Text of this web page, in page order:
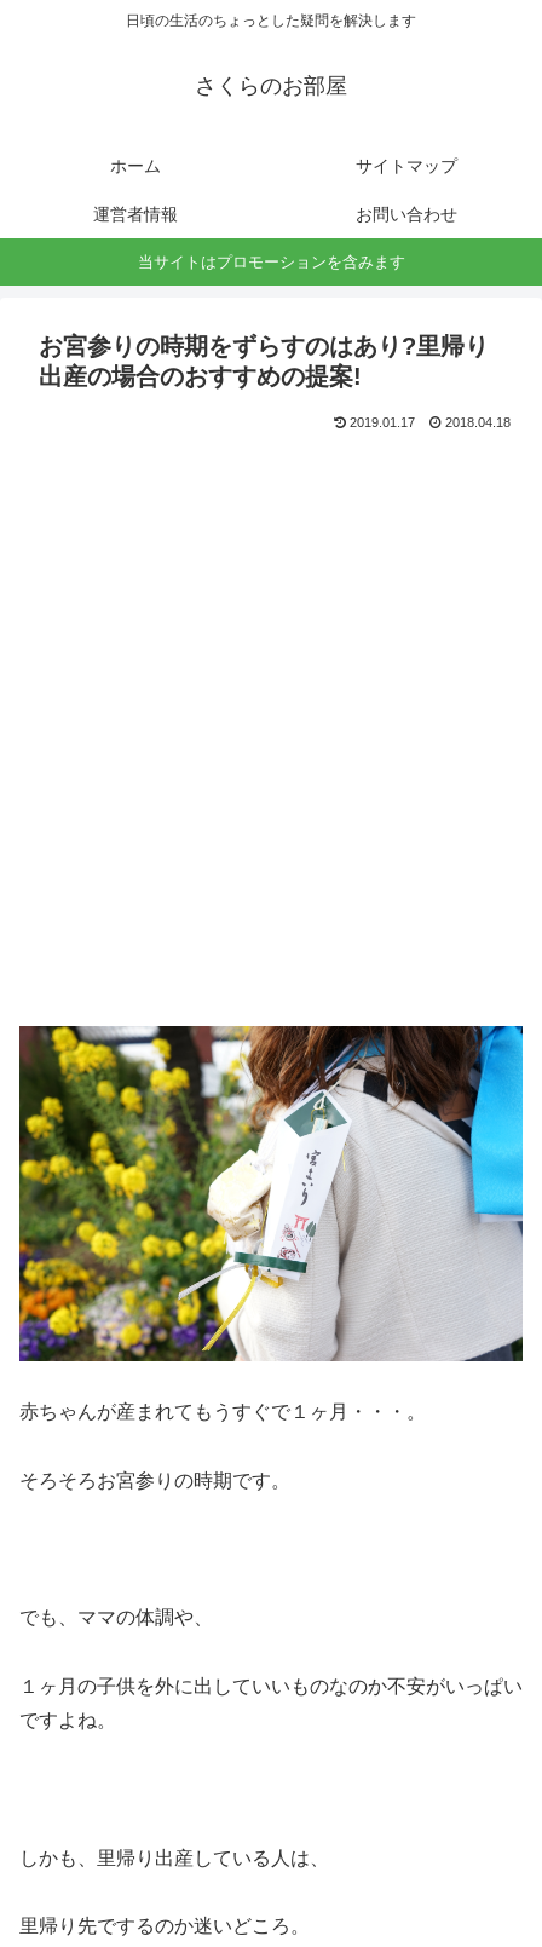
日頃の生活のちょっとした疑問を解決します
さくらのお部屋
ホーム サイトマップ
運営者情報 お問い合わせ
当サイトはプロモーションを含みます
お宮参りの時期をずらすのはあり?里帰り
出産の場合のおすすめの提案!
2019.01.17 2018.04.18
赤ちゃんが産まれてもうすぐで１ヶ月・・・。
そろそろお宮参りの時期です。
でも、ママの体調や、
１ヶ月の子供を外に出していいものなのか不安がいっぱい
ですよね。
しかも、里帰り出産している人は、
里帰り先でするのか迷いどころ。